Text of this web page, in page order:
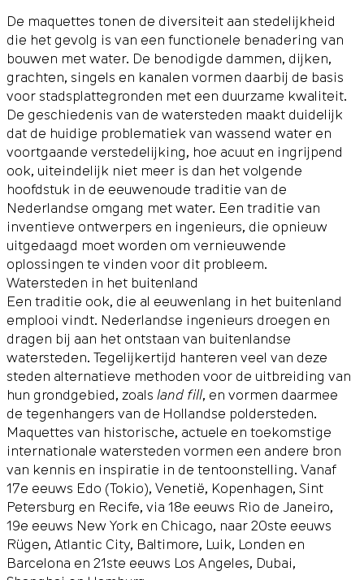
De maquettes tonen de diversiteit aan stedelijkheid
die het gevolg is van een functionele benadering van
bouwen met water. De benodigde dammen, dijken,
grachten, singels en kanalen vormen daarbij de basis
voor stadsplattegronden met een duurzame kwaliteit.
De geschiedenis van de watersteden maakt duidelijk
dat de huidige problematiek van wassend water en
voortgaande verstedelijking, hoe acuut en ingrijpend
ook, uiteindelijk niet meer is dan het volgende
hoofdstuk in de eeuwenoude traditie van de
Nederlandse omgang met water. Een traditie van
inventieve ontwerpers en ingenieurs, die opnieuw
uitgedaagd moet worden om vernieuwende
oplossingen te vinden voor dit probleem.
Watersteden in het buitenland
Een traditie ook, die al eeuwenlang in het buitenland
emplooi vindt. Nederlandse ingenieurs droegen en
dragen bij aan het ontstaan van buitenlandse
watersteden. Tegelijkertijd hanteren veel van deze
steden alternatieve methoden voor de uitbreiding van
hun grondgebied, zoalsland fill, en vormen daarmee
de tegenhangers van de Hollandse poldersteden.
Maquettes van historische, actuele en toekomstige
internationale watersteden vormen een andere bron
van kennis en inspiratie in de tentoonstelling. Vanaf
17e eeuws Edo (Tokio), Venetië, Kopenhagen, Sint
Petersburg en Recife, via 18e eeuws Rio de Janeiro,
19e eeuws New York en Chicago, naar 20ste eeuws
Rügen, Atlantic City, Baltimore, Luik, Londen en
Barcelona en 21ste eeuws Los Angeles, Dubai,